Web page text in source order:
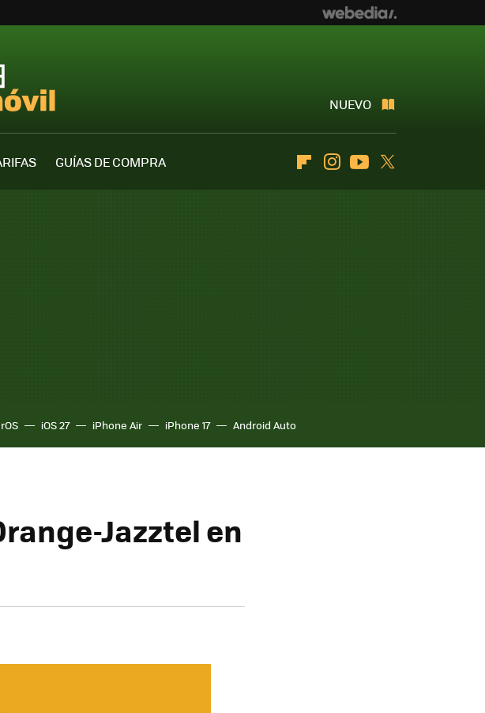
NUEVO
GUÍAS DE COMPRA
FlipboardInstagramYoutube
iOS 27 iPhone Air iPhone 17 Android Auto
Jazztel en